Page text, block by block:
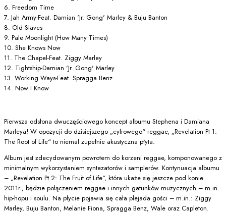
6. Freedom Time
7. Jah Army-Feat. Damian 'Jr. Gong' Marley & Buju Banton
8. Old Slaves
9. Pale Moonlight (How Many Times)
10. She Knows Now
11. The Chapel-Feat. Ziggy Marley
12. Tightship-Damian 'Jr. Gong' Marley
13. Working Ways-Feat. Spragga Benz
14. Now I Know
Pierwsza odsłona dwuczęściowego koncept albumu Stephena i Damiana
Marleya! W opozycji do dzisiejszego „cyfrowego“ reggae, „Revelation Pt 1:
The Root of Life“ to niemal zupełnie akustyczna płyta.
Album jest zdecydowanym powrotem do korzeni reggae, komponowanego z
minimalnym wykorzystaniem syntezatorów i samplerów. Kontynuacja albumu
– „Revelation Pt 2: The Fruit of Life“, która ukaże się jeszcze pod konie
2011r., będzie połączeniem reggae i innych gatunków muzycznych – m.in.
hip-hopu i soulu. Na płycie pojawia się cała plejada gości – m.in.: Ziggy
Marley, Buju Banton, Melanie Fiona, Spragga Benz, Wale oraz Capleton.